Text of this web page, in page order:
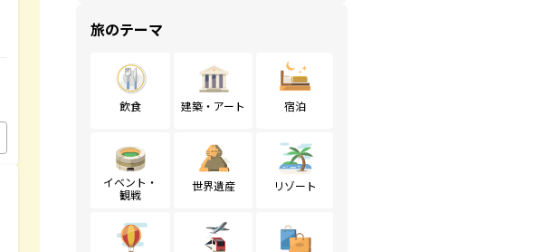
旅のテーマ
飲食 建築・アート 宿泊
イベント・
観戦
世界遺産 リゾート